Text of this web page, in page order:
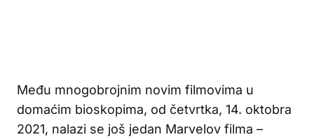
Među mnogobrojnim novim filmovima u
domaćim bioskopima, od četvrtka, 14. oktobra
2021, nalazi se još jedan Marvelov filma –